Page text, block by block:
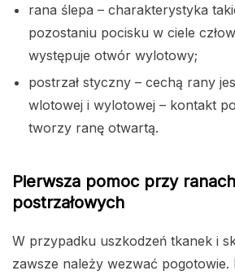
rana ślepa – charakterystyka
pozostaniu pocisku w ciele
występuje otwór wylotowy;
postrzał styczny – cechą rany
wlotowej i wylotowej – kontakt
tworzy ranę otwartą.
Pierwsza pomoc przy ranach
postrzałowych
W przypadku uszkodzeń tkanek i
zawsze należy wezwać pogotowie.